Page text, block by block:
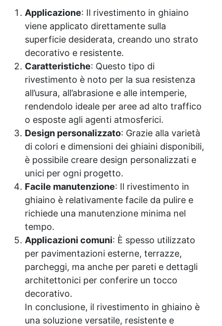
Applicazione: Il rivestimento in ghiaino
viene applicato direttamente sulla
superficie desiderata, creando uno strato
decorativo e resistente.
Caratteristiche: Questo tipo di
rivestimento è noto per la sua resistenza
all’usura, all’abrasione e alle intemperie,
rendendolo ideale per aree ad alto traffico
o esposte agli agenti atmosferici.
Design personalizzato: Grazie alla varietà
di colori e dimensioni dei ghiaini disponibili,
è possibile creare design personalizzati e
unici per ogni progetto.
Facile manutenzione: Il rivestimento in
ghiaino è relativamente facile da pulire e
richiede una manutenzione minima nel
tempo.
Applicazioni comuni: È spesso utilizzato
per pavimentazioni esterne, terrazze,
parcheggi, ma anche per pareti e dettagli
architettonici per conferire un tocco
decorativo.
In conclusione, il rivestimento in ghiaino è
una soluzione versatile, resistente e